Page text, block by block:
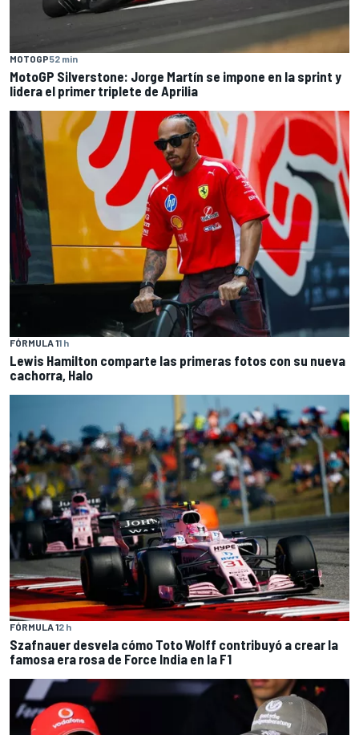
MOTOGP52 min
MotoGP Silverstone: Jorge Martín se impone en la sprint y
lidera el primer triplete de Aprilia
FÓRMULA 11 h
Lewis Hamilton comparte las primeras fotos con su nueva
cachorra, Halo
FÓRMULA 12 h
Szafnauer desvela cómo Toto Wolff contribuyó a crear la
famosa era rosa de Force India en la F1